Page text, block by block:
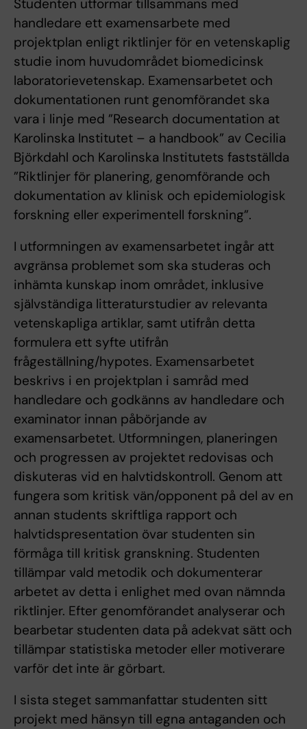
Studenten utformar tillsammans med
handledare ett examensarbete med
projektplan enligt riktlinjer för en vetenskaplig
studie inom huvudområdet biomedicinsk
laboratorievetenskap. Examensarbetet och
dokumentationen runt genomförandet ska
vara i linje med ”Research documentation at
Karolinska Institutet – a handbook” av Cecilia
Björkdahl och Karolinska Institutets fastställda
”Riktlinjer för planering, genomförande och
dokumentation av klinisk och epidemiologisk
forskning eller experimentell forskning”.
I utformningen av examensarbetet ingår att
avgränsa problemet som ska studeras och
inhämta kunskap inom området, inklusive
självständiga litteraturstudier av relevanta
vetenskapliga artiklar, samt utifrån detta
formulera ett syfte utifrån
frågeställning/hypotes. Examensarbetet
beskrivs i en projektplan i samråd med
handledare och godkänns av handledare och
examinator innan påbörjande av
examensarbetet. Utformningen, planeringen
och progressen av projektet redovisas och
diskuteras vid en halvtidskontroll. Genom att
fungera som kritisk vän/opponent på del av en
annan students skriftliga rapport och
halvtidspresentation övar studenten sin
förmåga till kritisk granskning. Studenten
tillämpar vald metodik och dokumenterar
arbetet av detta i enlighet med ovan nämnda
riktlinjer. Efter genomförandet analyserar och
bearbetar studenten data på adekvat sätt och
tillämpar statistiska metoder eller motiverare
varför det inte är görbart.
I sista steget sammanfattar studenten sitt
projekt med hänsyn till egna antaganden och